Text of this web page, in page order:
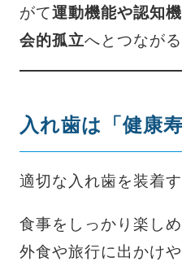
がて運動機能や認知
会的孤立へとつなが
入れ歯は「健康
適切な入れ歯を装着す
食事をしっかり楽し
外食や旅行に出かけ